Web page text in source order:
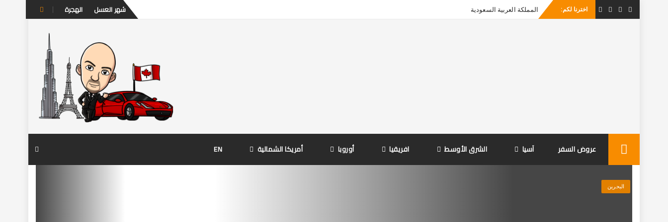
اخترنا لكم:
Skip
content
شهر العسل الهجرة
عروض السفر آسيا الشرق الأوسط افريقيا أوروبا أمريكا الشمالية EN
البحرين